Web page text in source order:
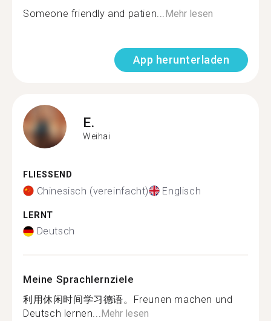
Someone friendly and patien...Mehr lesen
App herunterladen
E.
Weihai
FLIESSEND
Chinesisch (vereinfacht) Englisch
LERNT
Deutsch
Meine Sprachlernziele
利用休闲时间学习德语。Freunen machen und
Deutsch lernen...Mehr lesen